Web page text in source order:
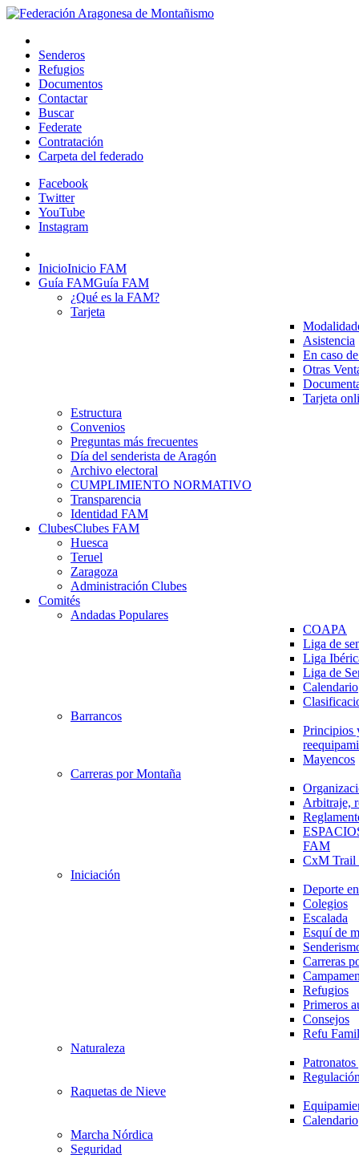
Senderos
Refugios
Documentos
Contactar
Buscar
Federate
Contratación
Carpeta del federado
Facebook
Twitter
YouTube
Instagram
InicioInicio FAM
Guía FAMGuía FAM
¿Qué es la FAM?
Tarjeta
Asistencia
En caso
Otras
Tarjeta
Estructura
Convenios
Preguntas más frecuentes
Día del senderista de Aragón
Archivo electoral
CUMPLIMIENTO NORMATIVO
Transparencia
Identidad FAM
ClubesClubes FAM
Huesca
Teruel
Zaragoza
Administración Clubes
Comités
Andadas Populares
COAPA
Liga de
Liga
Liga de
Calendario
Barrancos
Principios
Mayencos
Carreras por Montaña
Arbitraje,
FAM
CxM
Iniciación
Deporte
Colegios
Escalada
Esquí de
Carreras
Refugios
Primeros
Consejos
Refu
Naturaleza
Raquetas de Nieve
Calendario
Marcha Nórdica
Seguridad